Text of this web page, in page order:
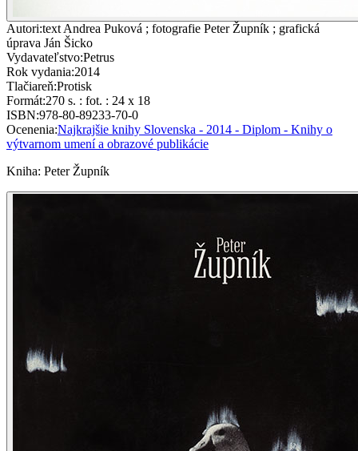
Autori:text Andrea Puková ; fotografie Peter Župník ; grafická
úprava Ján Šicko
Vydavateľstvo:Petrus
Rok vydania:2014
Tlačiareň:Protisk
Formát:270 s. : fot. : 24 x 18
ISBN:978-80-89233-70-0
Ocenenia:Najkrajšie knihy Slovenska - 2014 - Diplom - Knihy o
výtvarnom umení a obrazové publikácie
Kniha: Peter Župník